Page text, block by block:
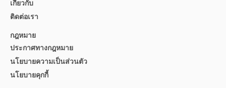
เกี่ยวกับ
ติดต่อเรา
กฎหมาย
ประกาศทางกฎหมาย
นโยบายความเป็นส่วนตัว
นโยบายคุกกี้